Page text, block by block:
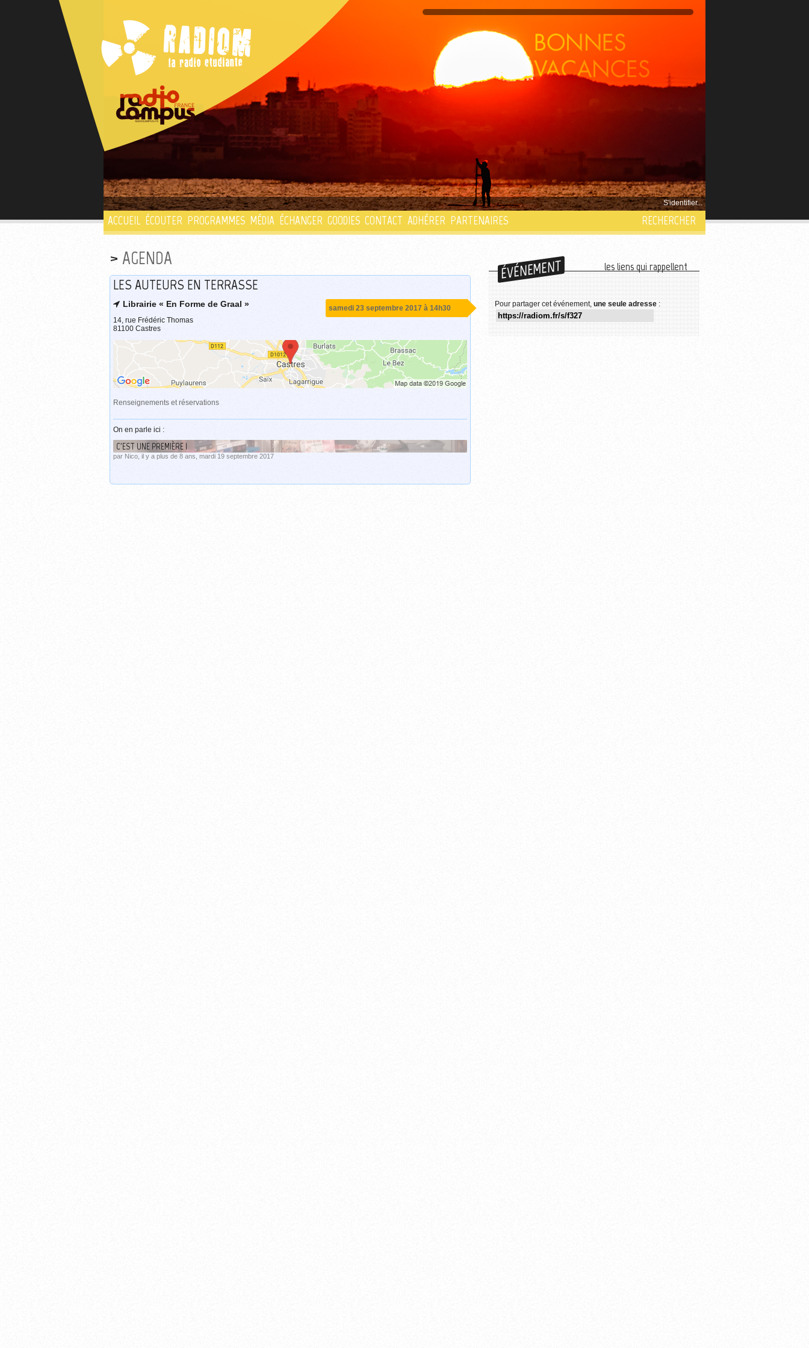
S'identifier...
ACCUEIL ÉCOUTER PROGRAMMES MÉDIA ÉCHANGER GOODIES CONTACT ADHÉRER PARTENAIRES RECHERCHER
AGENDA
LES AUTEURS EN TERRASSE
samedi 23 septembre 2017 à 14h30
Librairie « En Forme de Graal »
14, rue Frédéric Thomas
81100 Castres
Renseignements et réservations
On en parle ici :
C'EST UNE PREMIÈRE !
par Nico, il y a plus de 8 ans, mardi 19 septembre 2017
ÉVÉNEMENT les liens qui rappellent
Pour partager cet événement, une seule adresse :